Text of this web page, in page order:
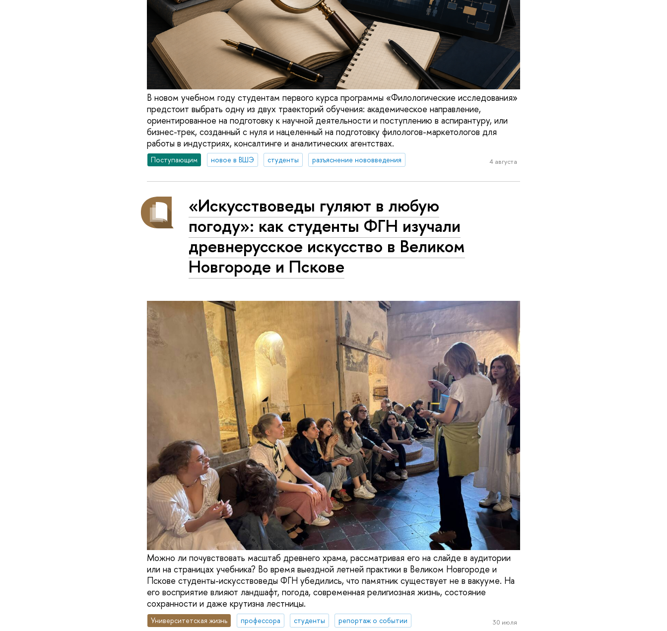
В новом учебном году студентам первого курса программы «Филологические исследования»
предстоит выбрать одну из двух траекторий обучения: академическое направление,
ориентированное на подготовку к научной деятельности и поступлению в аспирантуру, или
бизнес-трек, созданный с нуля и нацеленный на подготовку филологов-маркетологов для
работы в индустриях, консалтинге и аналитических агентствах.
Поступающим новое в ВШЭ студенты разъяснение нововведения 4 августа
«Искусствоведы гуляют в любую
погоду»: как студенты ФГН изучали
древнерусское искусство в Великом
Новгороде и Пскове
Можно ли почувствовать масштаб древнего храма, рассматривая его на слайде в аудитории
или на страницах учебника? Во время выездной летней практики в Великом Новгороде и
Пскове студенты-искусствоведы ФГН убедились, что памятник существует не в вакууме. На
его восприятие влияют ландшафт, погода, современная религиозная жизнь, состояние
сохранности и даже крутизна лестницы.
Университетская жизнь профессора студенты репортаж о событии 30 июля